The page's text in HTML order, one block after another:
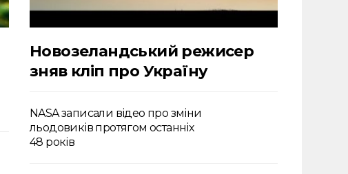
Новозеландський режисер
зняв кліп про Україну
NASA записали відео про зміни
льодовиків протягом останніх
48 років